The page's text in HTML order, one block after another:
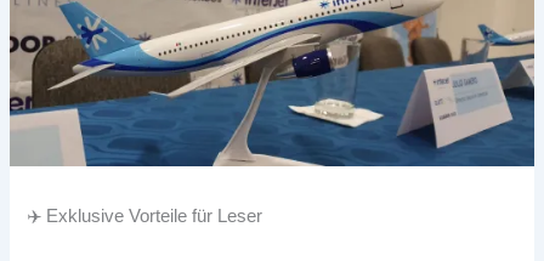
✈️ Exklusive Vorteile für Leser